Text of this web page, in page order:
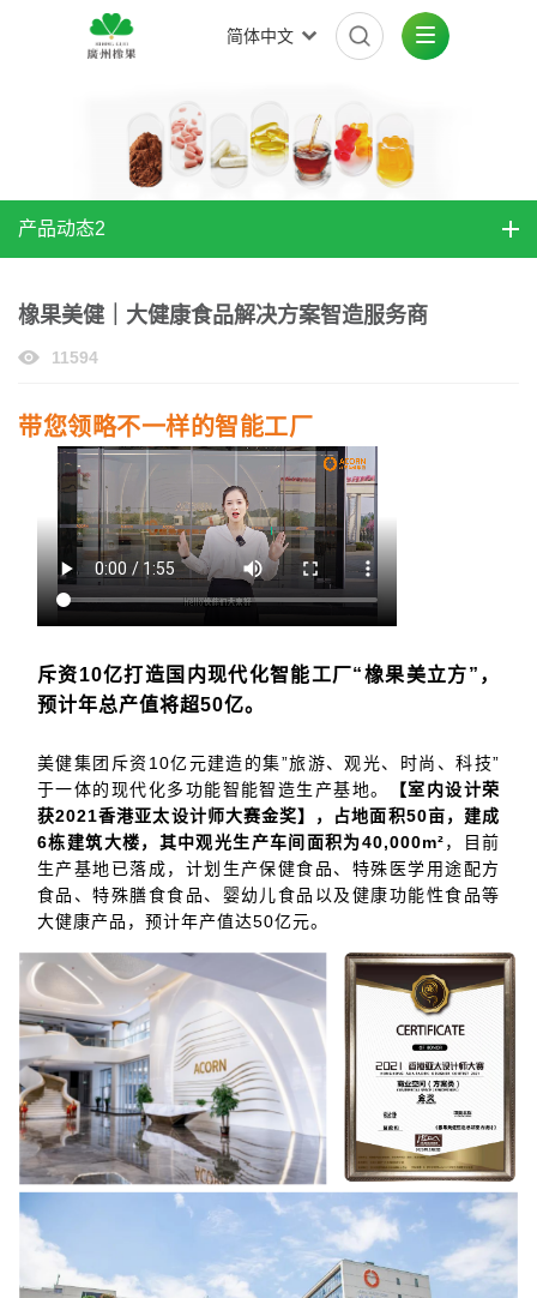
简体中文
产品动态2
橡果美健｜大健康食品解决方案智造服务商
11594
带您领略不一样的智能工厂
斥资10亿打造国内现代化智能工厂“橡果美立方”，
预计年总产值将超50亿。
美健集团斥资10亿元建造的集”旅游、观光、时尚、科技”
于一体的现代化多功能智能智造生产基地。
【室内设计荣
获2021香港亚太设计师大赛金奖】，占地面积50亩，建成
6栋建筑大楼，其中观光生产车间面积为40,000m²，目前
生产基地已落成，计划生产保健食品、特殊医学用途配方
食品、特殊膳食食品、婴幼儿食品以及健康功能性食品等
大健康产品，预计年产值达50亿元。